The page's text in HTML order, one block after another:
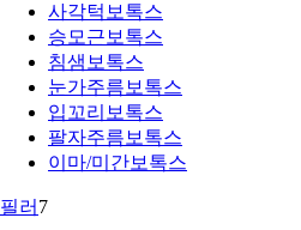
사각턱보톡스
승모근보톡스
침샘보톡스
눈가주름보톡스
입꼬리보톡스
팔자주름보톡스
이마/미간보톡스
필러 7